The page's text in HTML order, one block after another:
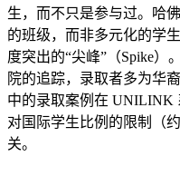
生，而不只是参与过。哈
的班级，而非多元化的学
度突出的“尖峰”（Spike
院的追踪，录取者多为华
中的录取案例在 UNILINK
对国际学生比例的限制（
关。